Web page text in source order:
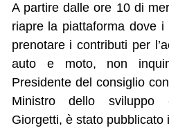
A partire dalle ore 10 di
riapre la piattaforma dove i
prenotare i contributi per
auto e moto, non
Presidente del consiglio
Ministro dello sviluppo
Giorgetti, è stato pubblicato